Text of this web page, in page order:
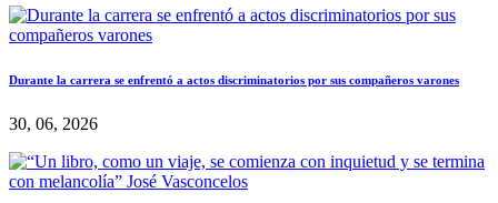
Durante la carrera se enfrentó a actos discriminatorios por sus compañeros varones
30, 06, 2026